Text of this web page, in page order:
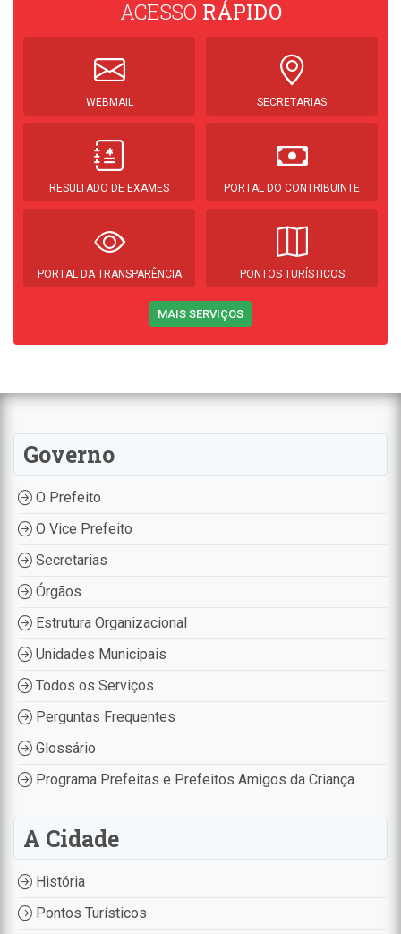
ACESSO RÁPIDO
WEBMAIL SECRETARIAS
RESULTADO DE EXAMES PORTAL DO CONTRIBUINTE
PORTAL DA TRANSPARÊNCIA PONTOS TURÍSTICOS
MAIS SERVIÇOS
Governo
O Prefeito
O Vice Prefeito
Secretarias
Órgãos
Estrutura Organizacional
Unidades Municipais
Todos os Serviços
Perguntas Frequentes
Glossário
Programa Prefeitas e Prefeitos Amigos da Criança
A Cidade
História
Pontos Turísticos